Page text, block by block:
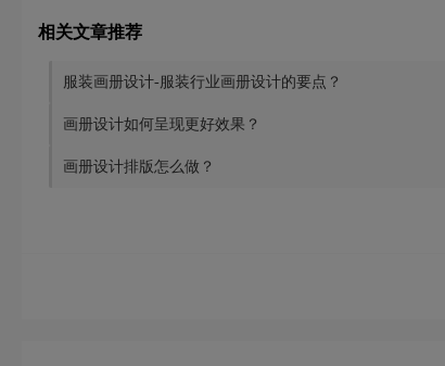
相关文章推荐
服装画册设计-服装行业画册设计的要点？
画册设计如何呈现更好效果？
画册设计排版怎么做？